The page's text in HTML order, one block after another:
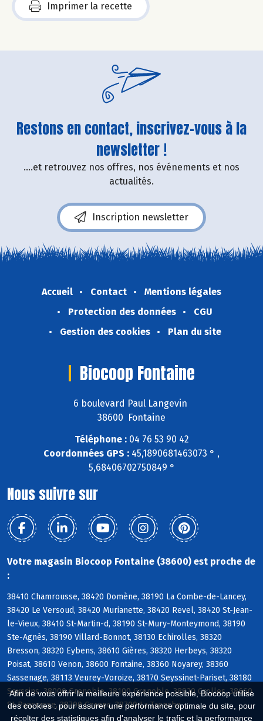
Afin de vous offrir la meilleure expérience possible, Biocoop utilise
des cookies : pour assurer une performance optimale du site, pour
récolter des statistiques afin d'analyser le trafic et la performance
Imprimer la recette
Restons en contact, inscrivez-vous à la
newsletter !
....et retrouvez nos offres, nos événements et nos
actualités.
Inscription newsletter
Accueil Contact
Mentions légales
Protection des données
CGU
Gestion des cookies
Plan du site
Biocoop Fontaine
6 boulevard Paul Langevin
38600 Fontaine
Téléphone :04 76 53 90 42
Coordonnées GPS : 45,1890681463073 ° ,
5,68406702750849 °
Nous suivre sur
Votre magasin Biocoop Fontaine (38600) est proche de
:
38410 Chamrousse, 38420 Domène, 38190 La Combe-de-Lancey,
38420 Le Versoud, 38420 Murianette, 38420 Revel, 38420 St-Jean-
le-Vieux, 38410 St-Martin-d, 38190 St-Mury-Monteymond, 38190
Ste-Agnès, 38190 Villard-Bonnot, 38130 Echirolles, 38320
Bresson, 38320 Eybens, 38610 Gières, 38320 Herbeys, 38320
Poisat, 38610 Venon, 38600 Fontaine, 38360 Noyarey, 38360
Sassenage, 38113 Veurey-Voroize, 38170 Seyssinet-Pariset, 38180
Seyssins, 38000 Grenoble, 38100 Grenoble, 38920 Crolles, 38660
St-Pancrasse, 38700 Corenc, 38700 La Tronche